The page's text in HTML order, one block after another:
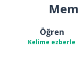
Öğren
Kelime ezberle